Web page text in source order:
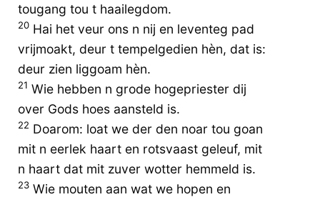
tougang tou t haailegdom.
20 Hai het veur ons n nij en leventeg pad
vrijmoakt, deur t tempelgedien hèn, dat is:
deur zien liggoam hèn.
21 Wie hebben n grode hogepriester dij
over Gods hoes aansteld is.
22 Doarom: loat we der den noar tou goan
mit n eerlek haart en rotsvaast geleuf, mit
n haart dat mit zuver wotter hemmeld is.
23 Wie mouten aan wat we hopen en